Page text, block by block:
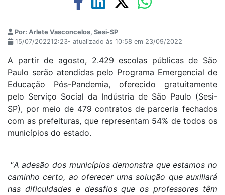
Por: Arlete Vasconcelos, Sesi-SP
15/07/202212:23- atualizado às 10:58 em 23/09/2022
A partir de agosto, 2.429 escolas públicas de São
Paulo serão atendidas pelo Programa Emergencial de
Educação Pós-Pandemia, oferecido gratuitamente
pelo Serviço Social da Indústria de São Paulo (Sesi-
SP), por meio de 479 contratos de parceria fechados
com as prefeituras, que representam 54% de todos os
municípios do estado.
“A adesão dos municípios demonstra que estamos no
caminho certo, ao oferecer uma solução que auxiliará
nas dificuldades e desafios que os professores têm